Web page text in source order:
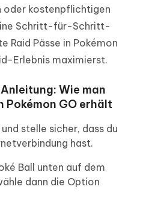
oder kostenpflichtigen
Schritt-für-Schritt-
Raid Pässe in Pokémon
Erlebnis maximierst.
Wie man
Pokémon GO erhält
stelle sicher, dass du
hast.
Ball unten auf dem
dann die Option